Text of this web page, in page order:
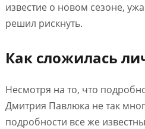
известие о новом сезоне,
решил рискнуть.
Как сложилась
Несмотря на то, что
Дмитрия Павлюка не так
подробности все же